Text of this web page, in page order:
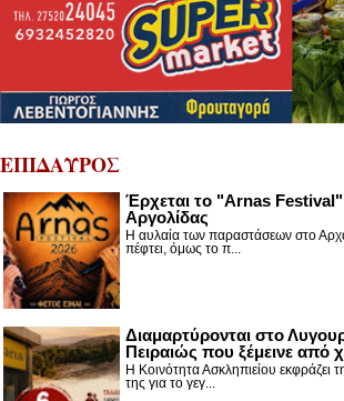
ΕΠΙΔΑΥΡΟΣ
Έρχεται το "Arnas
Αργολίδας
Η αυλαία των παραστάσεων στο
πέφτει, όμως το π...
Διαμαρτύρονται στο
Πειραιώς που ξέμεινε από
Η Κοινότητα Ασκληπιείου εκφράζει
της για το γεγ...